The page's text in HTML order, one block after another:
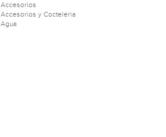
Accesorios
Accesorios y Cocteleria
Agua